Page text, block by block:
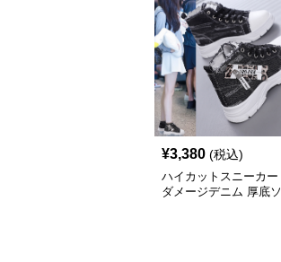
¥3,380 (税込)
ハイカットスニーカー
ダメージデニム 厚底ソ